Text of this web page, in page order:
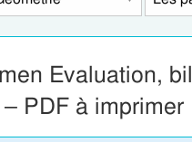
Evaluation,
PDF à imprimer